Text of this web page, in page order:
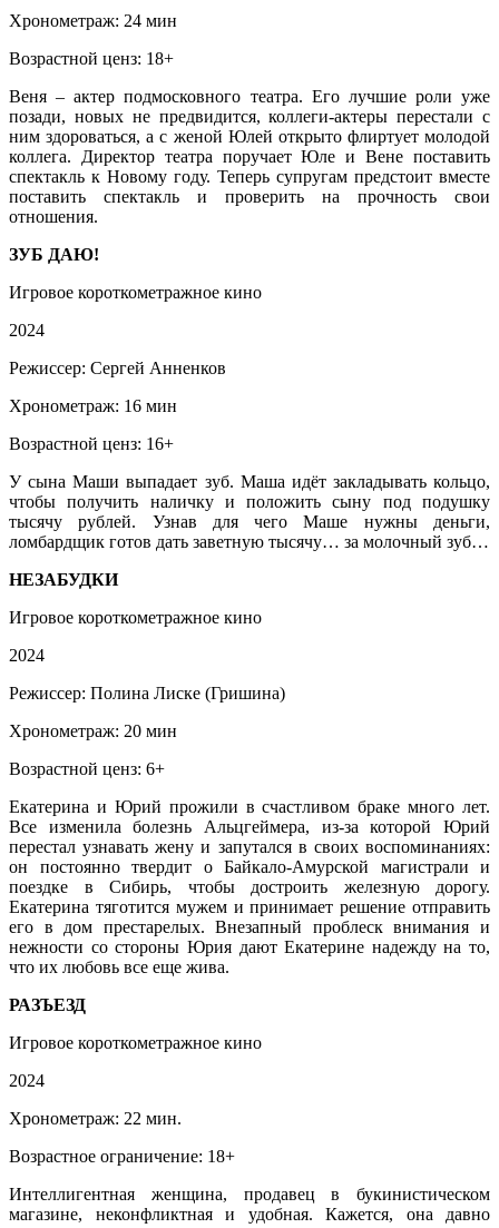
Хронометраж: 24 мин
Возрастной ценз: 18+
Веня – актер подмосковного театра. Его лучшие роли уже
позади, новых не предвидится, коллеги-актеры перестали с
ним здороваться, а с женой Юлей открыто флиртует молодой
коллега. Директор театра поручает Юле и Вене поставить
спектакль к Новому году. Теперь супругам предстоит вместе
поставить спектакль и проверить на прочность свои
отношения.
ЗУБ ДАЮ!
Игровое короткометражное кино
2024
Режиссер: Сергей Анненков
Хронометраж: 16 мин
Возрастной ценз: 16+
У сына Маши выпадает зуб. Маша идёт закладывать кольцо,
чтобы получить наличку и положить сыну под подушку
тысячу рублей. Узнав для чего Маше нужны деньги,
ломбардщик готов дать заветную тысячу… за молочный зуб…
НЕЗАБУДКИ
Игровое короткометражное кино
2024
Режиссер: Полина Лиске (Гришина)
Хронометраж: 20 мин
Возрастной ценз: 6+
Екатерина и Юрий прожили в счастливом браке много лет.
Все изменила болезнь Альцгеймера, из-за которой Юрий
перестал узнавать жену и запутался в своих воспоминаниях:
он постоянно твердит о Байкало-Амурской магистрали и
поездке в Сибирь, чтобы достроить железную дорогу.
Екатерина тяготится мужем и принимает решение отправить
его в дом престарелых. Внезапный проблеск внимания и
нежности со стороны Юрия дают Екатерине надежду на то,
что их любовь все еще жива.
РАЗЪЕЗД
Игровое короткометражное кино
2024
Хронометраж: 22 мин.
Возрастное ограничение: 18+
Интеллигентная женщина, продавец в букинистическом
магазине, неконфликтная и удобная. Кажется, она давно